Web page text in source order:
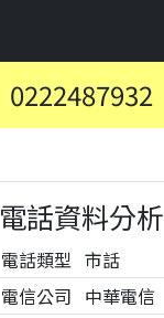
0222487932
電話資料分析
電話類型 市話
電信公司 中華電信